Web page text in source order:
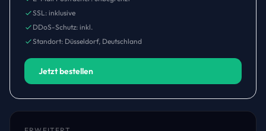
SSL: inklusive
DDoS-Schutz: inkl.
Standort: Düsseldorf, Deutschland
Jetzt bestellen